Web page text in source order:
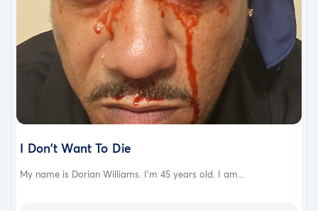
I Don't Want To Die
My name is Dorian Williams. I'm 45 years old. I am...